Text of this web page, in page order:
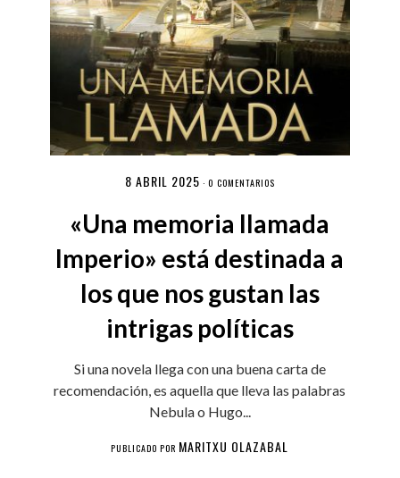
8 ABRIL 2025 · 0 COMENTARIOS
«Una memoria llamada
Imperio» está destinada a
los que nos gustan las
intrigas políticas
Si una novela llega con una buena carta de
recomendación, es aquella que lleva las palabras
Nebula o Hugo...
PUBLICADO POR MARITXU OLAZABAL